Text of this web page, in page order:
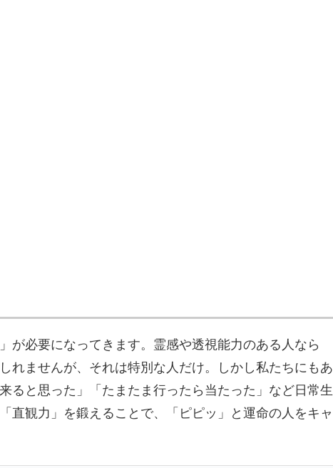
が必要になってきます。霊感や透視能力のある人なら
れませんが、それは特別な人だけ。しかし私たちにもあ
ると思った」「たまたま行ったら当たった」など日常生
直観力」を鍛えることで、「ピピッ」と運命の人をキャ